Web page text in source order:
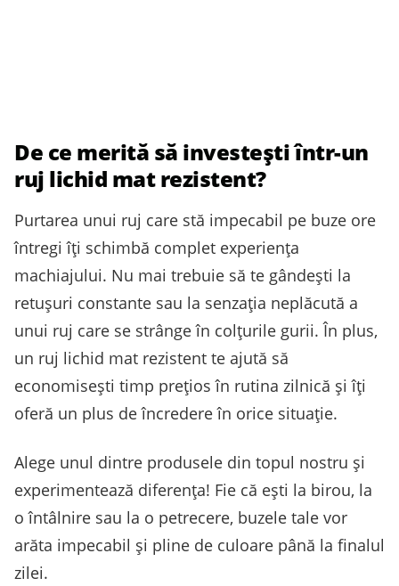
De ce merită să investești într-un
ruj lichid mat rezistent?
Purtarea unui ruj care stă impecabil pe buze ore
întregi îți schimbă complet experiența
machiajului. Nu mai trebuie să te gândești la
retușuri constante sau la senzația neplăcută a
unui ruj care se strânge în colțurile gurii. În plus,
un ruj lichid mat rezistent te ajută să
economisești timp prețios în rutina zilnică și îți
oferă un plus de încredere în orice situație.
Alege unul dintre produsele din topul nostru și
experimentează diferența! Fie că ești la birou, la
o întâlnire sau la o petrecere, buzele tale vor
arăta impecabil și pline de culoare până la finalul
zilei.